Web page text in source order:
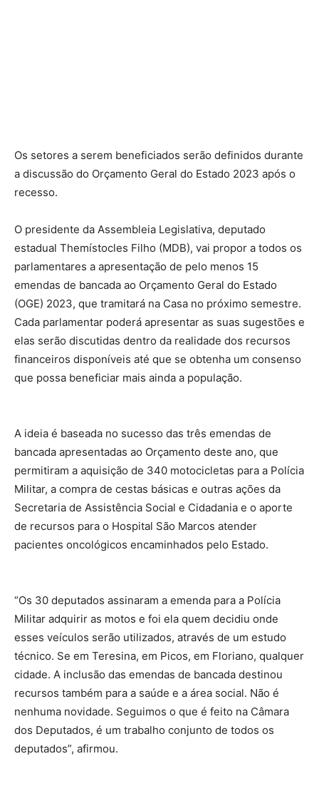
Os setores a serem beneficiados serão definidos durante
a discussão do Orçamento Geral do Estado 2023 após o
recesso.
O presidente da Assembleia Legislativa, deputado
estadual Themístocles Filho (MDB), vai propor a todos os
parlamentares a apresentação de pelo menos 15
emendas de bancada ao Orçamento Geral do Estado
(OGE) 2023, que tramitará na Casa no próximo semestre.
Cada parlamentar poderá apresentar as suas sugestões e
elas serão discutidas dentro da realidade dos recursos
financeiros disponíveis até que se obtenha um consenso
que possa beneficiar mais ainda a população.
A ideia é baseada no sucesso das três emendas de
bancada apresentadas ao Orçamento deste ano, que
permitiram a aquisição de 340 motocicletas para a Polícia
Militar, a compra de cestas básicas e outras ações da
Secretaria de Assistência Social e Cidadania e o aporte
de recursos para o Hospital São Marcos atender
pacientes oncológicos encaminhados pelo Estado.
“Os 30 deputados assinaram a emenda para a Polícia
Militar adquirir as motos e foi ela quem decidiu onde
esses veículos serão utilizados, através de um estudo
técnico. Se em Teresina, em Picos, em Floriano, qualquer
cidade. A inclusão das emendas de bancada destinou
recursos também para a saúde e a área social. Não é
nenhuma novidade. Seguimos o que é feito na Câmara
dos Deputados, é um trabalho conjunto de todos os
deputados”, afirmou.